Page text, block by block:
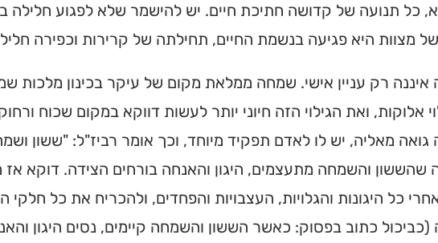
כל תנועה של קדושה חתיכת חיים. יש להישמר שלא לפגוע חלילה
מצוות היא פגיעה בנשמת החיים, תחילתה של קרירות וכפירה
רק עניין אישי. שמחה ממלאת מקום של עיקר בכינון מלכות
אלוקות, ואת הגילוי הזה חיוני יותר לעשות דווקא במקום שכוח
מאליה, יש לו לאדם תפקיד מיוחד, וכך אומר רביז"ל: "ששון ושמחה
שהששון והשמחה מתעצמים, היגון והאנחה בורחים הצידה. דוקא
כל היגונות והגלויות, העצבויות והפחדים, ולהכריח את כל
כתוב בפסוק: כאשר הששון והשמחה קיימים, נסים היגון